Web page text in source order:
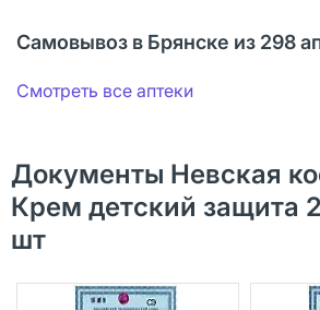
Самовывоз в Брянске из 298
Смотреть все аптеки
Документы Невская
Крем детский защита
шт